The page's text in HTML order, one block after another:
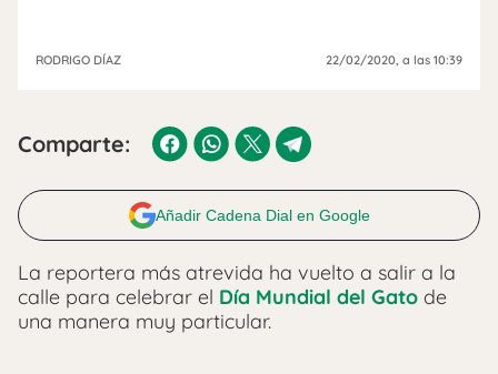
RODRIGO DÍAZ 22/02/2020 , a las 10:39
Comparte:
Añadir Cadena Dial en Google
La reportera más atrevida ha vuelto a salir a la
calle para celebrar el Día Mundial del Gato de
una manera muy particular.